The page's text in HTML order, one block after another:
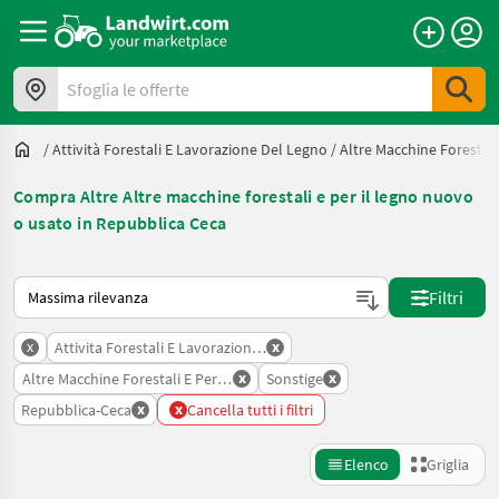
Sfoglia le offerte
/Attività Forestali E Lavorazione Del Legno /Altre Macchine
Compra Altre Altre macchine forestali e per il legno nuovo
o usato in Repubblica Ceca
Ecco come viene ordinato su Landwirt.com
Filtri
x Attivita Forestali E Lavorazione Del Legno
x
Altre Macchine Forestali E Per Il Legno
x Sonstige x
Repubblica-Ceca x x Cancella tutti i filtri
Elenco Griglia